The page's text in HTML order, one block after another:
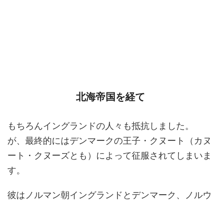
北海帝国を経て
もちろんイングランドの人々も抵抗しました。
が、最終的にはデンマークの王子・クヌート（カヌ
ート・クヌーズとも）によって征服されてしまいま
す。
彼はノルマン朝イングランドとデンマーク、ノルウ